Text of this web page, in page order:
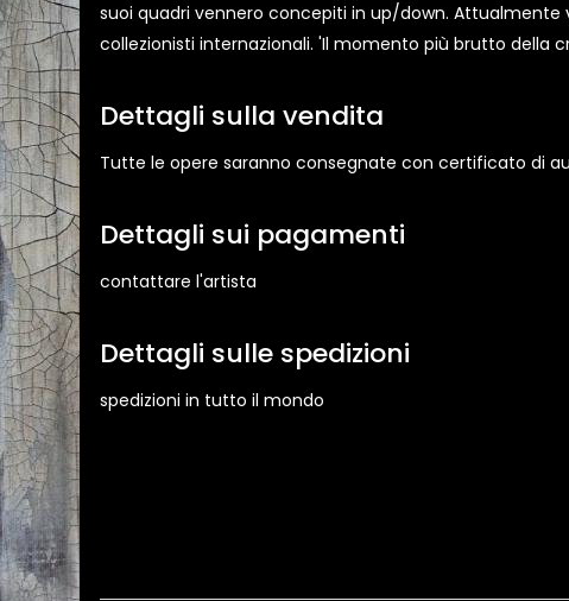
suoi quadri vennero concepiti in up/down.
collezionisti internazionali. 'Il momento più brutto della
Dettagli sulla vendita
Tutte le opere saranno consegnate con certificato di
Dettagli sui pagamenti
contattare l'artista
Dettagli sulle spedizioni
spedizioni in tutto il mondo